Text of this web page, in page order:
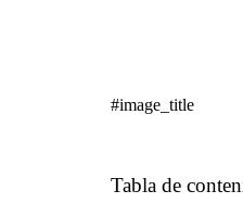
#image_title
Tabla de